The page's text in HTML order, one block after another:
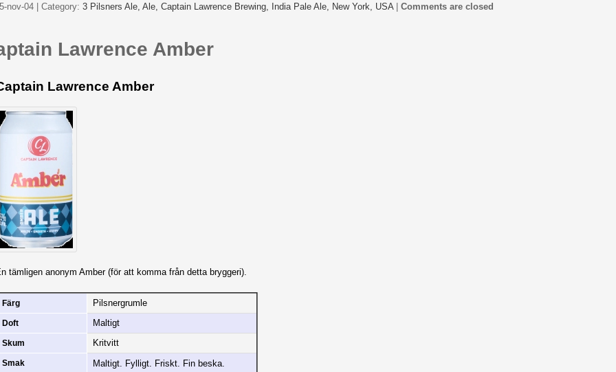
nov-04 | Category: 3 Pilsners Ale, Ale, Captain Lawrence Brewing, India Pale Ale, New York, USA| Comments are closed
Lawrence Amber
Lawrence Amber
tämligen anonym Amber (för att komma från detta bryggeri).
Färg Pilsnergrumle
Doft Maltigt
Skum Kritvitt
Smak Maltigt. Fylligt. Friskt. Fin beska.